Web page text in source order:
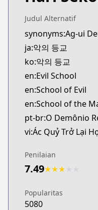
https://
Judul Alternatif
ja:악의 등교
ko:악의 등교
en:Evil School
en:School of Evil
en:School of the
pt-br:O Demônio
vi:Ác Quỷ Trở Lại
Penilaian
7.49★★★
Popularitas
5080